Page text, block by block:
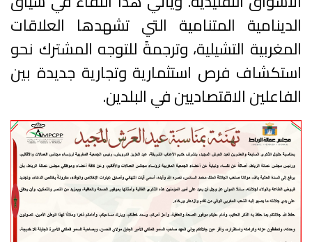
الدينامية المتنامية التي تشهدها العلاقات
المغربية التشيلية، وترجمةً للتوجه المشترك نحو
استكشاف فرص استثمارية وتجارية جديدة بين
الفاعلين الاقتصاديين في البلدين.